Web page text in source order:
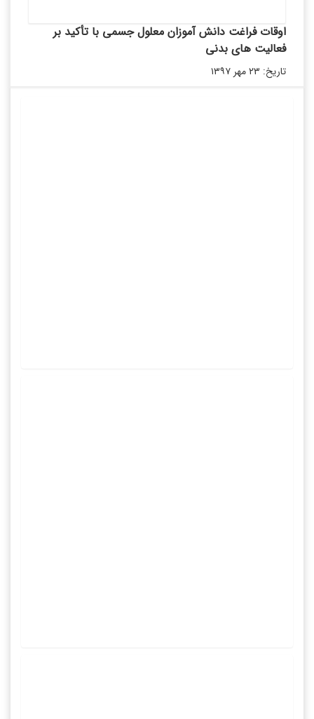
اوقات فراغت دانش ‌آموزان معلول جسمی با تأکید بر
فعالیت ‌های بدنی
تاریخ: ۲۳ مهر ۱۳۹۷